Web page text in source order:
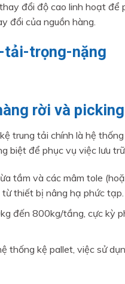
đổi độ cao linh hoạt để
đổi của nguồn hàng.
rời và picking
trung tải chính là hệ
biệt để phục vụ việc lưu
tầm và các mâm tole
thiết bị nâng hạ phức tạp.
đến 800kg/tầng, cực kỳ
thống kệ pallet, việc sử